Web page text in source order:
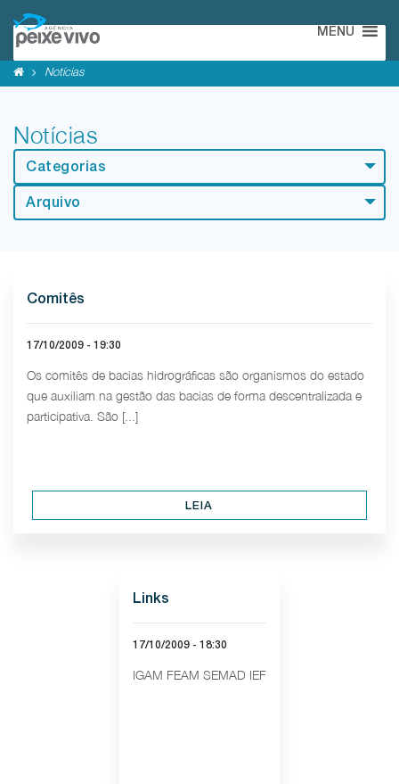
MENU
Notícias
Notícias
Categorias
Arquivo
Comitês
17/10/2009 - 19:30
Os comitês de bacias hidrográficas são organismos do estado
que auxiliam na gestão das bacias de forma descentralizada e
participativa. São [...]
LEIA
Links
17/10/2009 - 18:30
IGAM FEAM SEMAD IEF